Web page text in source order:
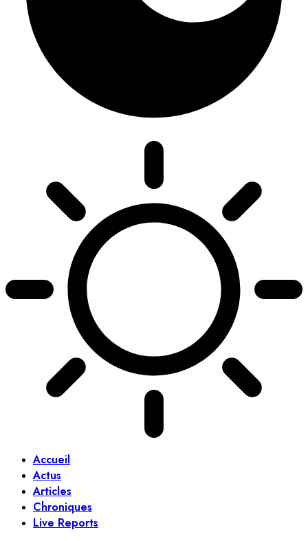
Accueil
Actus
Articles
Chroniques
Live Reports